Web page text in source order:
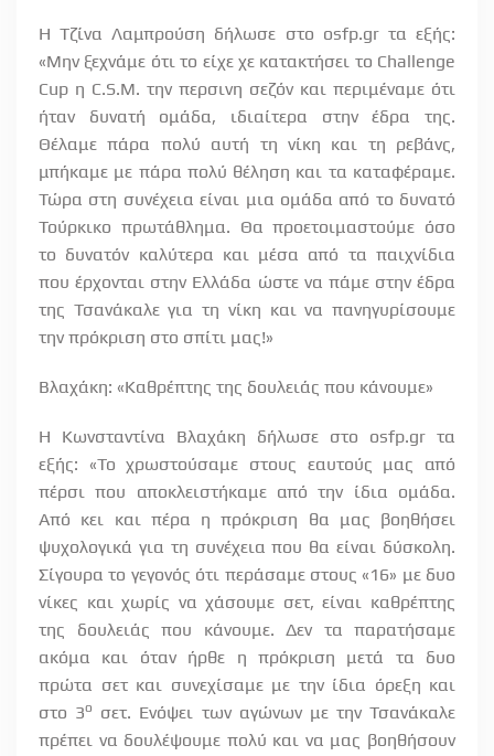
Η Τζίνα Λαμπρούση δήλωσε στο osfp.gr τα εξής:
«Μην ξεχνάμε ότι το είχε χε κατακτήσει το Challenge
Cup η C.S.M. την περσινη σεζόν και περιμέναμε ότι
ήταν δυνατή ομάδα, ιδιαίτερα στην έδρα της.
Θέλαμε πάρα πολύ αυτή τη νίκη και τη ρεβάνς,
μπήκαμε με πάρα πολύ θέληση και τα καταφέραμε.
Τώρα στη συνέχεια είναι μια ομάδα από το δυνατό
Τούρκικο πρωτάθλημα. Θα προετοιμαστούμε όσο
το δυνατόν καλύτερα και μέσα από τα παιχνίδια
που έρχονται στην Ελλάδα ώστε να πάμε στην έδρα
της Τσανάκαλε για τη νίκη και να πανηγυρίσουμε
την πρόκριση στο σπίτι μας!»
Βλαχάκη: «Καθρέπτης της δουλειάς που κάνουμε»
Η Κωνσταντίνα Βλαχάκη δήλωσε στο osfp.gr τα
εξής: «Το χρωστούσαμε στους εαυτούς μας από
πέρσι που αποκλειστήκαμε από την ίδια ομάδα.
Από κει και πέρα η πρόκριση θα μας βοηθήσει
ψυχολογικά για τη συνέχεια που θα είναι δύσκολη.
Σίγουρα το γεγονός ότι περάσαμε στους «16» με δυο
νίκες και χωρίς να χάσουμε σετ, είναι καθρέπτης
της δουλειάς που κάνουμε. Δεν τα παρατήσαμε
ακόμα και όταν ήρθε η πρόκριση μετά τα δυο
πρώτα σετ και συνεχίσαμε με την ίδια όρεξη και
στο 3ο
σετ. Ενόψει των αγώνων με την Τσανάκαλε
πρέπει να δουλέψουμε πολύ και να μας βοηθήσουν